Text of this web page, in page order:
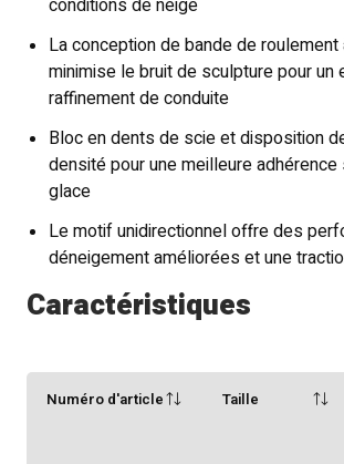
conditions de neige
La conception de bande de
minimise le bruit de sculpture pour un
raffinement de conduite
Bloc en dents de scie et disposition
densité pour une meilleure
glace
Le motif unidirectionnel offre des
déneigement améliorées et une
Caractéristiques
Numéro d'article Taille